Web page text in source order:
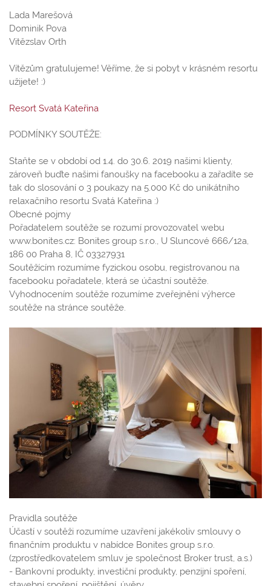
Lada Marešová
Dominik Pova
Vitězslav Orth
Vítězům gratulujeme! Věříme, že si pobyt v krásném resortu
užijete! :)
Resort Svatá Kateřina
PODMÍNKY SOUTĚŽE:
Staňte se v období od 1.4. do 30.6. 2019 našimi klienty,
zároveň buďte našimi fanoušky na facebooku a zařadíte se
tak do slosování o 3 poukazy na 5.000 Kč do unikátního
relaxačního resortu Svatá Kateřina :)
Obecné pojmy
Pořadatelem soutěže se rozumí provozovatel webu
www.bonites.cz: Bonites group s.r.o., U Sluncové 666/12a,
186 00 Praha 8, IČ 03327931
Soutěžícím rozumíme fyzickou osobu, registrovanou na
facebooku pořadatele, která se účastní soutěže.
Vyhodnocením soutěže rozumíme zveřejnění výherce
soutěže na stránce soutěže.
Pravidla soutěže
Účastí v soutěži rozumíme uzavření jakékoliv smlouvy o
finančním produktu v nabídce Bonites group s.r.o.
(zprostředkovatelem smluv je společnost Broker trust, a.s.)
- Bankovní produkty, investiční produkty, penzijní spoření,